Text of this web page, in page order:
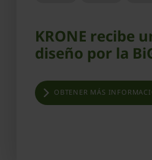
KRONE recibe
diseño por la
OBTENER MÁS